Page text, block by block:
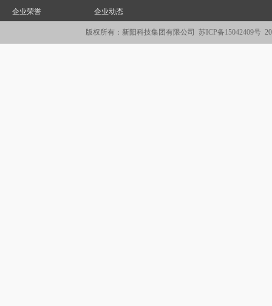
企业荣誉
企业动态
版权所有：新阳科技集团有限公司苏ICP备15042409号